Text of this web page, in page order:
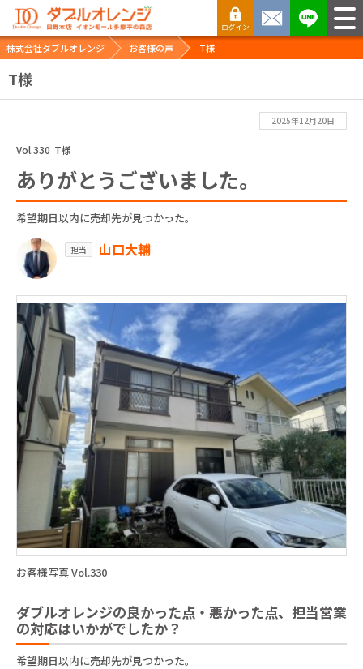
株式会社ダブルオレンジ お客様の声 T様
T様
2025年12月20日
Vol.330 T様
ありがとうございました。
希望期日以内に売却先が見つかった。
担当 山口大輔
お客様写真 Vol.330
ダブルオレンジの良かった点・悪かった点、担当営業
の対応はいかがでしたか？
希望期日以内に売却先が見つかった。